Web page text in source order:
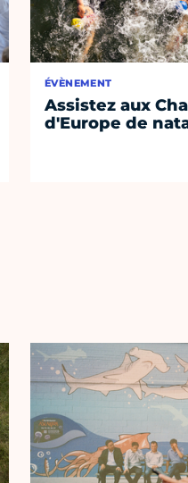
ÉVÈNEMENT
Assistez aux
d'Europe de